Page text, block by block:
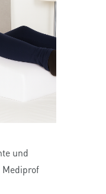
und
Mediprof